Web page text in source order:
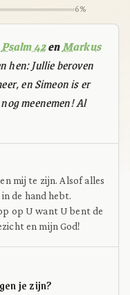
6%
Psalm 42enMarkus
hen: Jullie beroven
en Simeon is er
meenemen! Al
mij te zijn. Alsof alles
de hand hebt.
op U want U bent de
en mijn God!
je zijn?